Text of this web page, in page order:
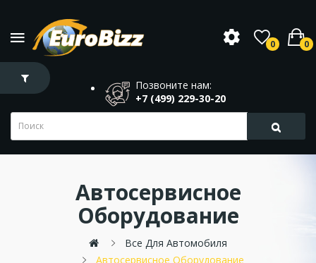
0 0
Позвоните нам:
+7 (499) 229-30-20
Автосервисное
Оборудование
Все Для Автомобиля
Автосервисное Оборудование